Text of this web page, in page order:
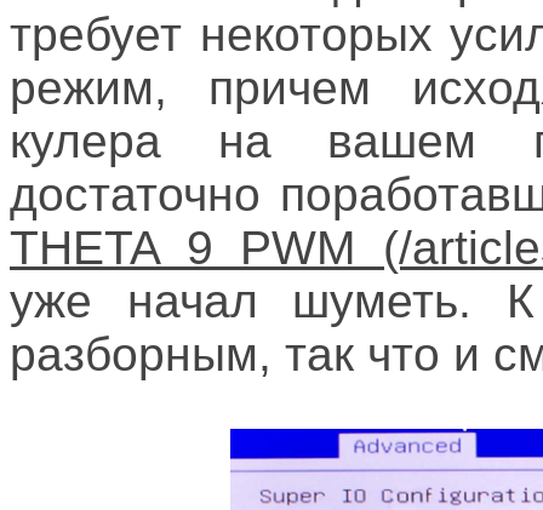
требует некоторых
режим, причем
кулера на вашем
достаточно
THETA 9 PWM
уже начал шуметь.
разборным, так что и